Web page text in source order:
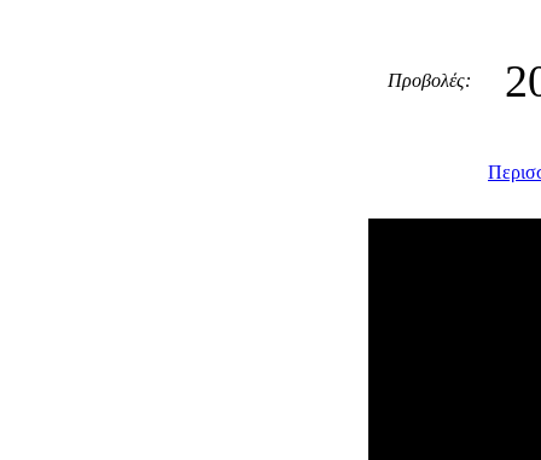
Προβολές: